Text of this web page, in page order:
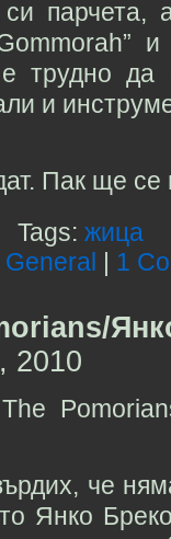
парчета,
трудно да
и
Пак ще се
Tags: жица
General | 1
2010
че
Янко